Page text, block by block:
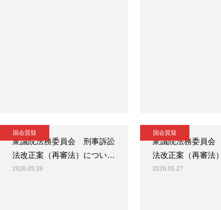
国会質疑
衆議院法務委員会 刑事訴訟
法改正案（再審法）につい…
2026.05.29
国会質疑
衆議院法務委員
法改正案（再審法
2026.05.27